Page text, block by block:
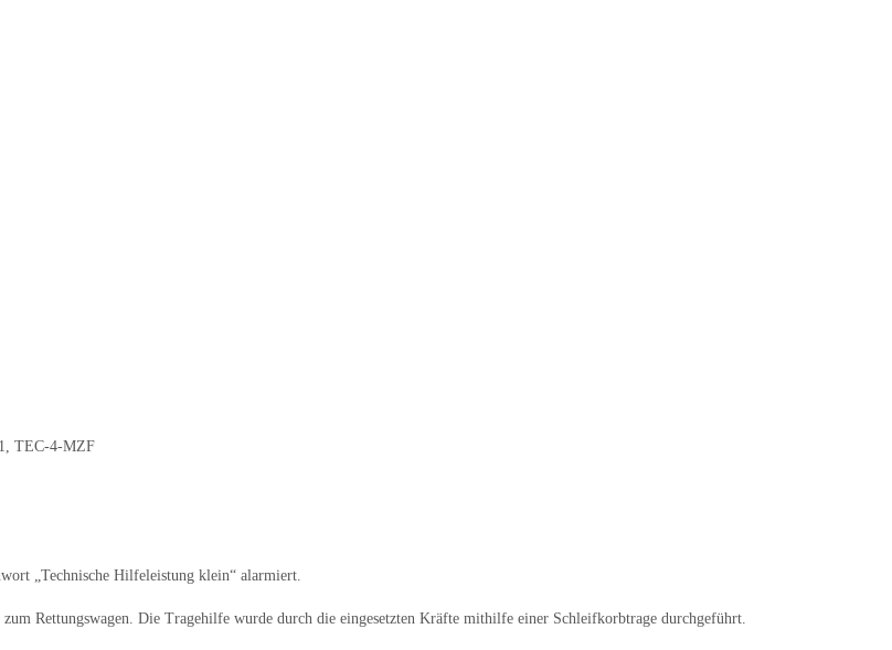
TEC-4-MZF
„Technische Hilfeleistung klein“ alarmiert.
Rettungswagen. Die Tragehilfe wurde durch die eingesetzten Kräfte mithilfe einer Schleifkorbtrage durchgeführt.